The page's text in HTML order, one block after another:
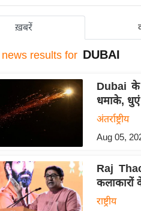
ख़बरें
news results for DUBAI
Dubai
धमाके, धुएं
अंतर्राष्ट्रीय
Aug 05,
Raj
कलाकारों
राष्ट्रीय